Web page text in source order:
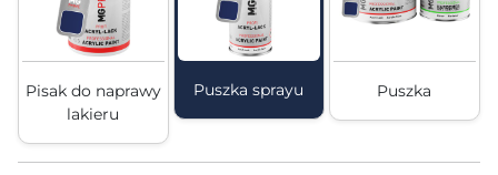
Pisak do naprawy
lakieru
Puszka sprayu Puszka